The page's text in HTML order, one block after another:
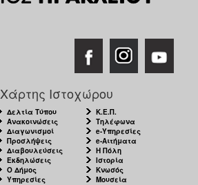
Χάρτης Ιστοχώρου
Δελτία Τύπου
Ανακοινώσεις
Διαγωνισμοί
Προσλήψεις
Διαβουλεύσεις
Εκδηλώσεις
Ο Δήμος
Υπηρεσίες
Κ.Ε.Π.
Τηλέφωνα
e-Υπηρεσίες
e-Αιτήματα
Η Πόλη
Ιστορία
Κνωσός
Μουσεία